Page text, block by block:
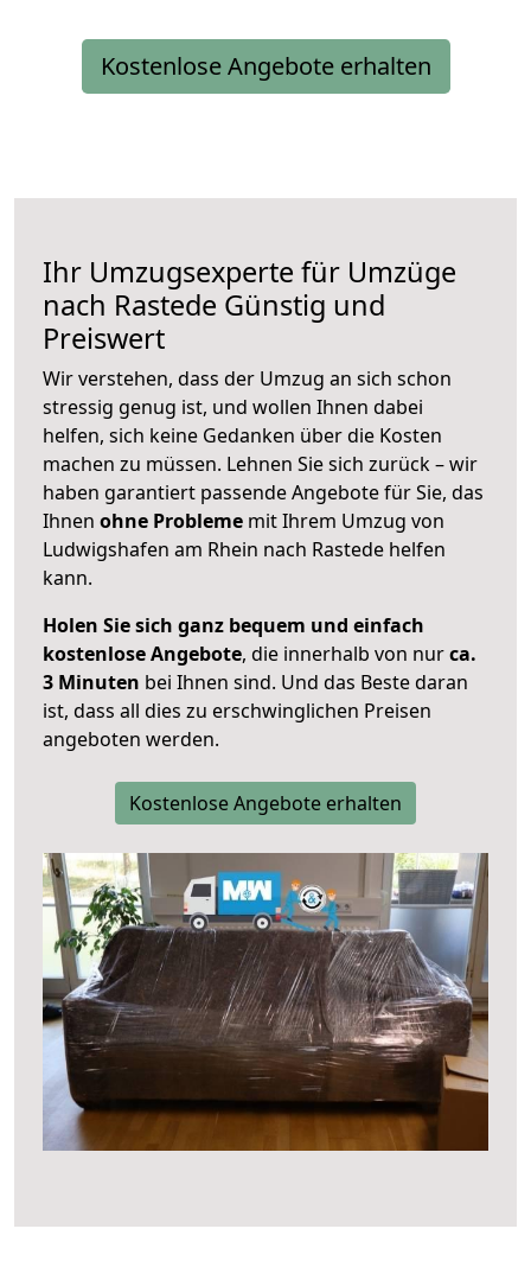
Kostenlose Angebote erhalten
Ihr Umzugsexperte für Umzüge
nach Rastede Günstig und
Preiswert
Wir verstehen, dass der Umzug an sich schon
stressig genug ist, und wollen Ihnen dabei
helfen, sich keine Gedanken über die Kosten
machen zu müssen. Lehnen Sie sich zurück – wir
haben garantiert passende Angebote für Sie, das
Ihnen ohne Probleme mit Ihrem Umzug von
Ludwigshafen am Rhein nach Rastede helfen
kann.
Holen Sie sich ganz bequem und einfach
kostenlose Angebote, die innerhalb von nurca.
3 Minuten bei Ihnen sind. Und das Beste daran
ist, dass all dies zu erschwinglichen Preisen
angeboten werden.
Kostenlose Angebote erhalten